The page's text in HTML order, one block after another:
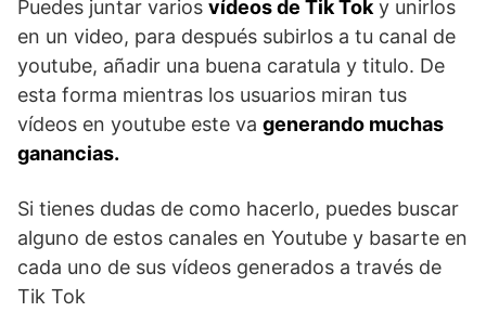
Puedes juntar varios vídeos de Tik Tok y unirlos
en un video, para después subirlos a tu canal de
youtube, añadir una buena caratula y titulo. De
esta forma mientras los usuarios miran tus
vídeos en youtube este va generando muchas
ganancias.
Si tienes dudas de como hacerlo, puedes buscar
alguno de estos canales en Youtube y basarte en
cada uno de sus vídeos generados a través de
Tik Tok